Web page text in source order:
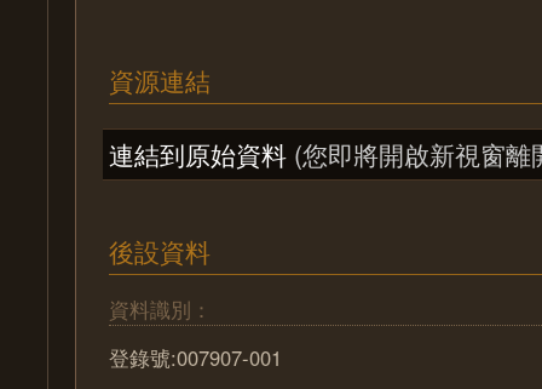
資源連結
連結到原始資料 (您即將開啟新視窗離
後設資料
資料識別：
登錄號:007907-001